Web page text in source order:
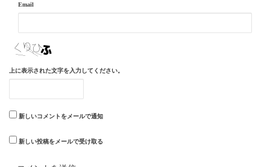
Email
上に表示された文字を入力してください。
新しいコメントをメールで通知
新しい投稿をメールで受け取る